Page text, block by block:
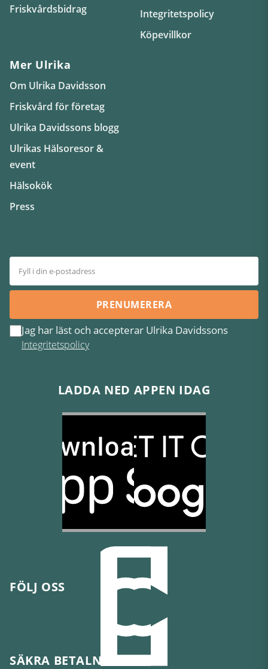
Friskvårdsbidrag
Integritetspolicy
Köpevillkor
Mer Ulrika
Om Ulrika Davidsson
Friskvård för företag
Ulrika Davidssons blogg
Ulrikas Hälsoresor &
event
Hälsokök
Press
PRENUMERERA
Jag har läst och accepterar Ulrika Davidssons
Integritetspolicy
LADDA NED APPEN IDAG
FÖLJ OSS
SÄKRA BETALNINGAR